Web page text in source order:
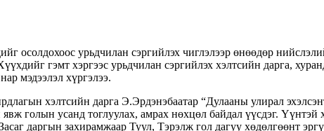
осолдохоос урьдчилан сэргийлэх чиглэлээр өнөөдөр
гэмт хэргээс урьдчилан сэргийлэх хэлтсийн дарга,
мэдээлэл хүргэлээ.
хэлтсийн дарга Э.Эрдэнэбаатар “Дулааны улирал
голын усанд тоглуулах, амрах нөхцөл байдал үүсдэг.
даргын захирамжаар Туул, Тэрэлж гол дагуу хөдөлгөөнт